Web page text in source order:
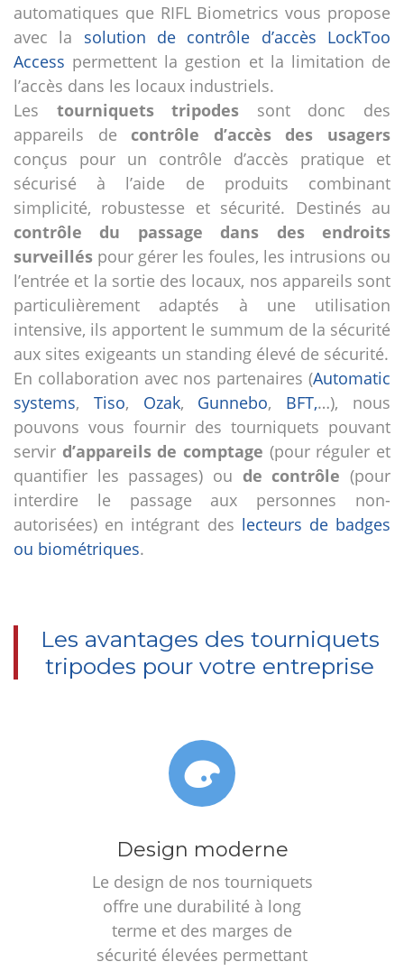
automatiques que RIFL Biometrics vous propose
avec la solution de contrôle d’accès LockToo
Access permettent la gestion et la limitation de
l’accès dans les locaux industriels.
Les tourniquets tripodes sont donc des
appareils de contrôle d’accès des usagers
conçus pour un contrôle d’accès pratique et
sécurisé à l’aide de produits combinant
simplicité, robustesse et sécurité. Destinés au
contrôle du passage dans des endroits
surveillés pour gérer les foules, les intrusions ou
l’entrée et la sortie des locaux, nos appareils sont
particulièrement adaptés à une utilisation
intensive, ils apportent le summum de la sécurité
aux sites exigeants un standing élevé de sécurité.
En collaboration avec nos partenaires (Automatic
systems, Tiso, Ozak, Gunnebo, BFT,…), nous
pouvons vous fournir des tourniquets pouvant
servir d’appareils de comptage (pour réguler et
quantifier les passages) ou de contrôle (pour
interdire le passage aux personnes non-
autorisées) en intégrant des lecteurs de badges
ou biométriques.
Les avantages des tourniquets
tripodes pour votre entreprise
Design moderne
Le design de nos tourniquets
offre une durabilité à long
terme et des marges de
sécurité élevées permettant